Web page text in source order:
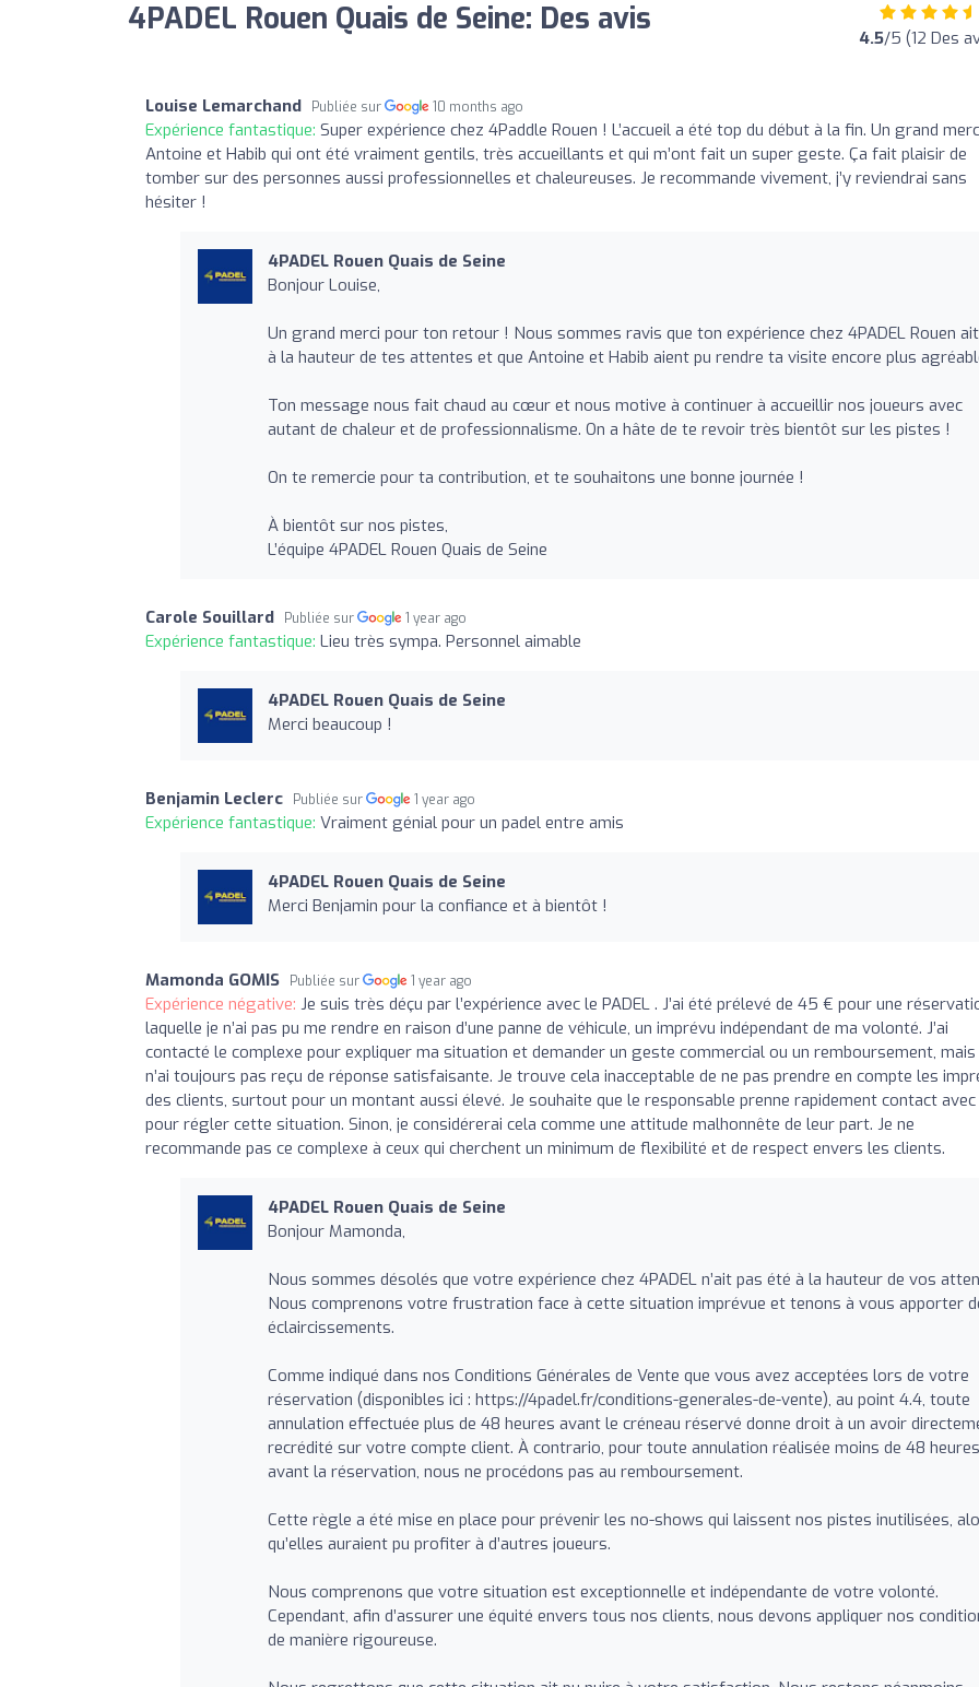
4PADEL Rouen Quais de Seine: Des avis 4.5/5 (12 Des
Louise Lemarchand Publiée sur 10 months ago
Expérience fantastique: Super expérience chez 4Paddle Rouen ! L’accueil a été top du début à la fin. Un grand
Antoine et Habib qui ont été vraiment gentils, très accueillants et qui m’ont fait un super geste. Ça fait plaisir de
tomber sur des personnes aussi professionnelles et chaleureuses. Je recommande vivement, j’y reviendrai sans
hésiter !
4PADEL Rouen Quais de Seine
Bonjour Louise,
Un grand merci pour ton retour ! Nous sommes ravis que ton expérience chez 4PADEL Rouen
à la hauteur de tes attentes et que Antoine et Habib aient pu rendre ta visite encore plus
Ton message nous fait chaud au cœur et nous motive à continuer à accueillir nos joueurs avec
autant de chaleur et de professionnalisme. On a hâte de te revoir très bientôt sur les pistes !
On te remercie pour ta contribution, et te souhaitons une bonne journée !
À bientôt sur nos pistes,
L’équipe 4PADEL Rouen Quais de Seine
Carole Souillard Publiée sur 1 year ago
Expérience fantastique: Lieu très sympa. Personnel aimable
4PADEL Rouen Quais de Seine
Merci beaucoup !
Benjamin Leclerc Publiée sur 1 year ago
Expérience fantastique: Vraiment génial pour un padel entre amis
4PADEL Rouen Quais de Seine
Merci Benjamin pour la confiance et à bientôt !
Mamonda GOMIS Publiée sur 1 year ago
Expérience négative: Je suis très déçu par l’expérience avec le PADEL . J’ai été prélevé de 45 € pour une
laquelle je n’ai pas pu me rendre en raison d’une panne de véhicule, un imprévu indépendant de ma volonté. J’ai
contacté le complexe pour expliquer ma situation et demander un geste commercial ou un remboursement, mais
n’ai toujours pas reçu de réponse satisfaisante. Je trouve cela inacceptable de ne pas prendre en compte les
des clients, surtout pour un montant aussi élevé. Je souhaite que le responsable prenne rapidement contact
pour régler cette situation. Sinon, je considérerai cela comme une attitude malhonnête de leur part. Je ne
recommande pas ce complexe à ceux qui cherchent un minimum de flexibilité et de respect envers les clients.
4PADEL Rouen Quais de Seine
Bonjour Mamonda,
Nous sommes désolés que votre expérience chez 4PADEL n’ait pas été à la hauteur de vos
Nous comprenons votre frustration face à cette situation imprévue et tenons à vous apporter
éclaircissements.
Comme indiqué dans nos Conditions Générales de Vente que vous avez acceptées lors de votre
réservation (disponibles ici : https://4padel.fr/conditions-generales-de-vente), au point 4.4, toute
annulation effectuée plus de 48 heures avant le créneau réservé donne droit à un avoir
recrédité sur votre compte client. À contrario, pour toute annulation réalisée moins de 48 heures
avant la réservation, nous ne procédons pas au remboursement.
Cette règle a été mise en place pour prévenir les no-shows qui laissent nos pistes inutilisées,
qu’elles auraient pu profiter à d’autres joueurs.
Nous comprenons que votre situation est exceptionnelle et indépendante de votre volonté.
Cependant, afin d’assurer une équité envers tous nos clients, nous devons appliquer nos
de manière rigoureuse.